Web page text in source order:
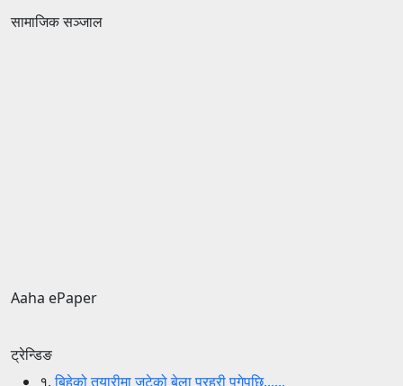
सामाजिक सञ्जाल
Aaha ePaper
ट्रेन्डिङ
१.बिहेको तयारीमा जुटेको बेला प्रहरी पुगेपछि......